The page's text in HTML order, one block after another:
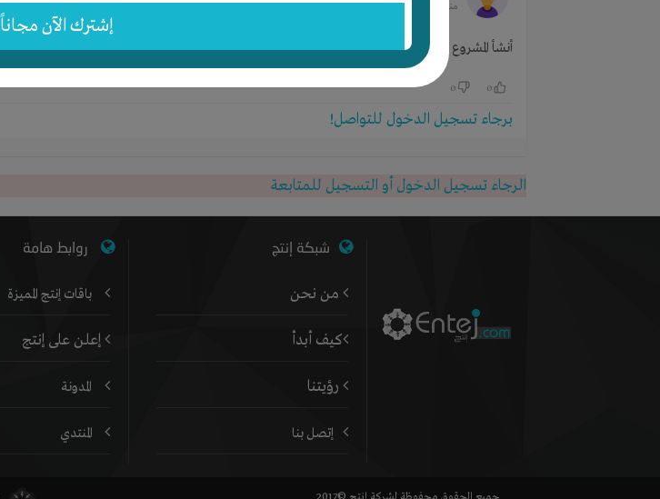
إشترك الآن مجاناً
منذ 13 سنوات
أنشأ المشروع
0
0
برجاء تسجيل الدخول للتواصل!
الرجاء تسجيل الدخول أو التسجيل للمتابعة
شبكة إنتج
من نحن
كيف أبدأ
رؤيتنا
إتصل بنا
روابط هامة
باقات إنتج المميزة
إعلن على إنتج
المدونة
المنتدي